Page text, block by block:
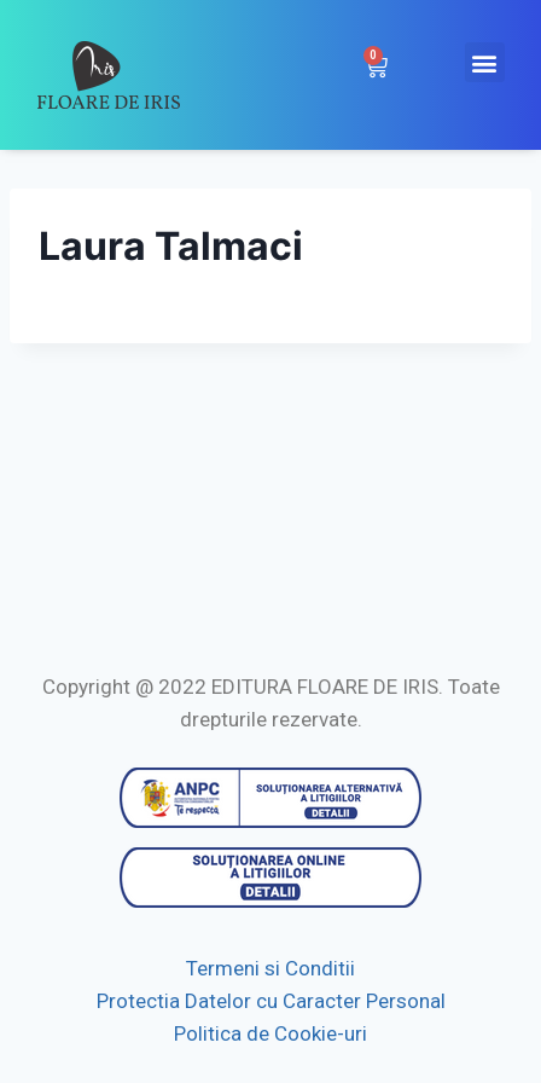
0
Laura Talmaci
Copyright @ 2022 EDITURA FLOARE DE IRIS. Toate
drepturile rezervate.
Termeni si Conditii
Protectia Datelor cu Caracter Personal
Politica de Cookie-uri